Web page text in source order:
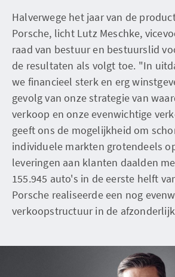
Halverwege het jaar van de
Porsche, licht Lutz Meschke,
raad van bestuur en bestuurslid
de resultaten als volgt toe. "In
we financieel sterk en erg
gevolg van onze strategie van
verkoop en onze evenwichtige
geeft ons de mogelijkheid om
individuele markten grotendeels
leveringen aan klanten daalden
155.945 auto's in de eerste helft
Porsche realiseerde een nog
verkoopstructuur in de